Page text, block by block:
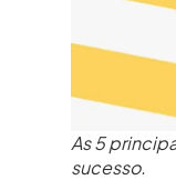
As 5
sucesso.